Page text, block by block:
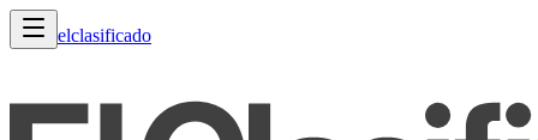
elclasificado